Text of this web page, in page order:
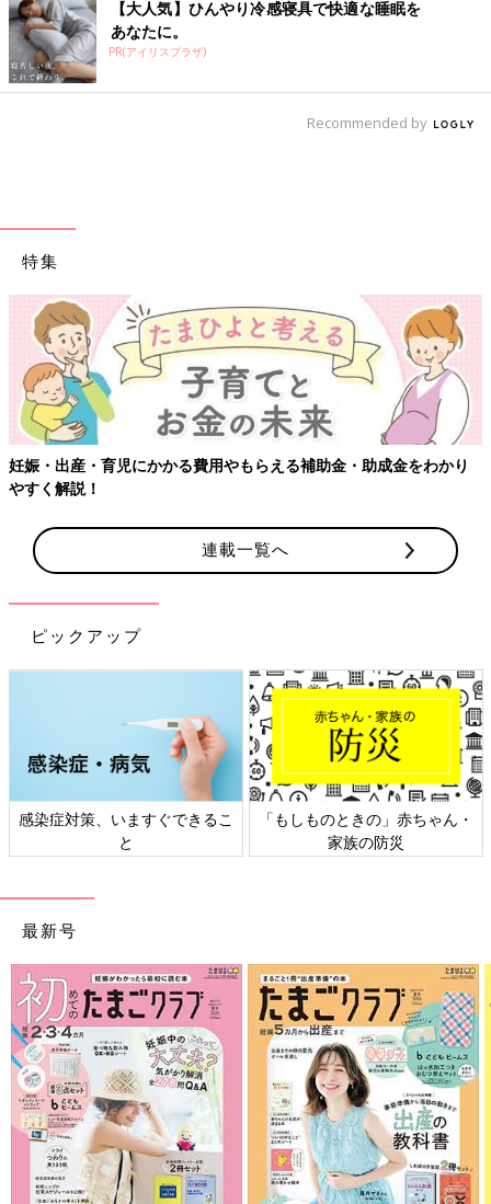
【大人気】ひんやり冷感寝具で快適な睡眠を
あなたに。
PR(アイリスプラザ)
Recommended by
特集
妊娠・出産・育児にかかる費用やもらえる補助金・助成金をわかり
やすく解説！
連載一覧へ
ピックアップ
感染症対策、いますぐできるこ
と
「もしものときの」赤ちゃん・
家族の防災
最新号